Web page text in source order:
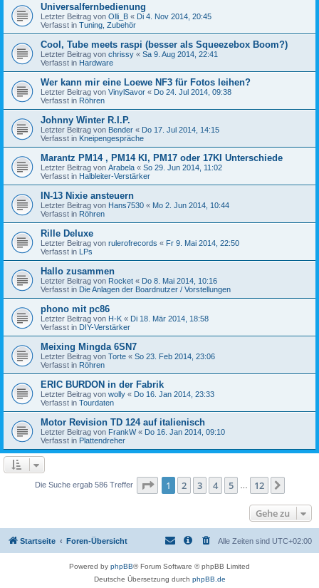
Universalfernbedienung
Letzter Beitrag von Olli_B « Di 4. Nov 2014, 20:45
Verfasst in Tuning, Zubehör
Cool, Tube meets raspi (besser als Squeezebox Boom?)
Letzter Beitrag von chrissy « Sa 9. Aug 2014, 22:41
Verfasst in Hardware
Wer kann mir eine Loewe NF3 für Fotos leihen?
Letzter Beitrag von VinylSavor « Do 24. Jul 2014, 09:38
Verfasst in Röhren
Johnny Winter R.I.P.
Letzter Beitrag von Bender « Do 17. Jul 2014, 14:15
Verfasst in Kneipengespräche
Marantz PM14 , PM14 KI, PM17 oder 17KI Unterschiede
Letzter Beitrag von Arabela « So 29. Jun 2014, 11:02
Verfasst in Halbleiter-Verstärker
IN-13 Nixie ansteuern
Letzter Beitrag von Hans7530 « Mo 2. Jun 2014, 10:44
Verfasst in Röhren
Rille Deluxe
Letzter Beitrag von rulerofrecords « Fr 9. Mai 2014, 22:50
Verfasst in LPs
Hallo zusammen
Letzter Beitrag von Rocket « Do 8. Mai 2014, 10:16
Verfasst in Die Anlagen der Boardnutzer / Vorstellungen
phono mit pc86
Letzter Beitrag von H-K « Di 18. Mär 2014, 18:58
Verfasst in DIY-Verstärker
Meixing Mingda 6SN7
Letzter Beitrag von Torte « So 23. Feb 2014, 23:06
Verfasst in Röhren
ERIC BURDON in der Fabrik
Letzter Beitrag von wolly « Do 16. Jan 2014, 23:33
Verfasst in Tourdaten
Motor Revision TD 124 auf italienisch
Letzter Beitrag von FrankW« Do 16. Jan 2014, 09:10
Verfasst in Plattendreher
Die Suche ergab 586 Treffer Seite 1von 12
1 2 3 4 5 12
Gehe zu
Startseite Foren-Übersicht Alle Zeiten sind UTC+02:00
Powered by phpBB® Forum Software © phpBB Limited
Deutsche Übersetzung durch phpBB.de